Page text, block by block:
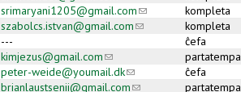
srimaryani1205@gmail.com(link sends e-mail)
kompleta
szabolcs.istvan@gmail.com(link sends e-mail)
kompleta
---
ĉefa
kimjezus@gmail.com(link sends e-mail)partatempa
peter-weide@youmail.dk(link sends e-mail)
ĉefa
brianlaustsenii@gmail.com(link sends e-mail)
partatempa